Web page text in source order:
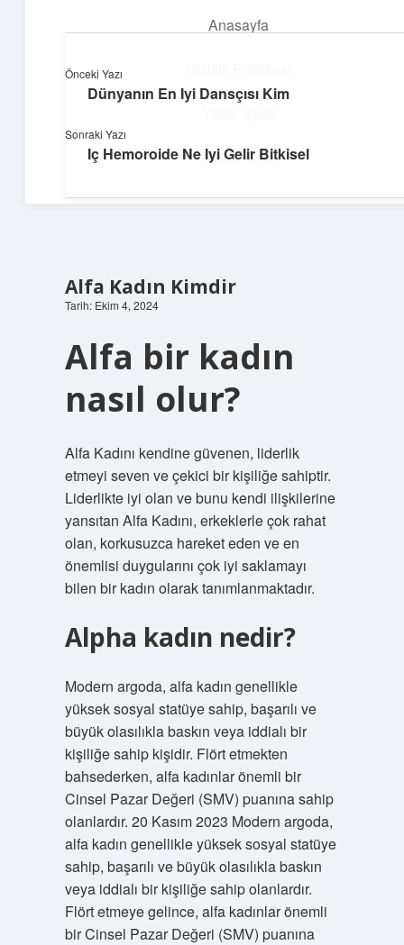
Anasayfa
Hakkımızda
Yumuşak Teknoloji Rehberi
Dijital dünyada huzurlu bir yolculuk!
Alfa Kadın Kimdir
Tarih: Ekim 4, 2024
Alfa bir kadın
nasıl olur?
Alfa Kadını kendine güvenen, liderlik
etmeyi seven ve çekici bir kişiliğe sahiptir.
Liderlikte iyi olan ve bunu kendi ilişkilerine
yansıtan Alfa Kadını, erkeklerle çok rahat
olan, korkusuzca hareket eden ve en
önemlisi duygularını çok iyi saklamayı
bilen bir kadın olarak tanımlanmaktadır.
Alpha kadın nedir?
Modern argoda, alfa kadın genellikle
yüksek sosyal statüye sahip, başarılı ve
büyük olasılıkla baskın veya iddialı bir
kişiliğe sahip kişidir. Flört etmekten
bahsederken, alfa kadınlar önemli bir
Cinsel Pazar Değeri (SMV) puanına sahip
olanlardır. 20 Kasım 2023 Modern argoda,
alfa kadın genellikle yüksek sosyal statüye
sahip, başarılı ve büyük olasılıkla baskın
veya iddialı bir kişiliğe sahip olanlardır.
Flört etmeye gelince, alfa kadınlar önemli
bir Cinsel Pazar Değeri (SMV) puanına
Önceki Yazı
Dünyanın En Iyi Dansçısı Kim
Sonraki Yazı
Iç Hemoroide Ne Iyi Gelir Bitkisel